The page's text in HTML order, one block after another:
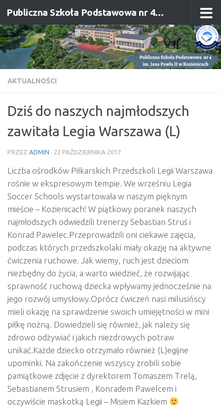
Przejdź do treści Publiczna Szkoła Podstawowa nr 4 im. Jana Pawła II w Kozienicach
AKTUALNOŚCI
Dziś do naszych najmłodszych
zawitała Legia Warszawa (L)
PRZEZ ADMIN · 22 PAŹDZIERNIKA 2017
Liczba ośrodków Piłkarskich Przedszkoli Legii Warszawa
rośnie w ekspresowym tempie. We wrześniu Legia
Soccer Schools wystartowała w naszym pięknym
mieście – Kozienicach! W piątkowy poranek naszych
najmłodszych odwiedzili trenerzy Sebastian Struś i
Konrad Pawelec.Przeprowadzili oni ciekawe zajęcia,
podczas których przedszkolaki miały okazję na aktywne
ćwiczenia ruchowe. Jak wiemy, ruch jest dzieciom
niezbędny do życia, a warto wiedzieć, że rozwijając
sprawność ruchową dziecka wpływamy jednocześnie na
jego rozwój umysłowy.Oprócz ćwiczeń nasi milusińscy
mieli okazję na sprawdzenie swoich umiejętności w mini
piłkę nożną. Dowiedzieli się również, jak należy się
zdrowo odżywiać i jakich niezdrowych potraw
unikać.Każde dziecko otrzymało również (L)egijne
upominki. Na zakończenie wszyscy zrobili sobie
pamiątkowe zdjęcie z dyrektorem Tomaszem Trelą,
Sebastianem Strusiem , Konradem Pawelcem i
oczywiście maskotką Legii – Misiem Kazkiem